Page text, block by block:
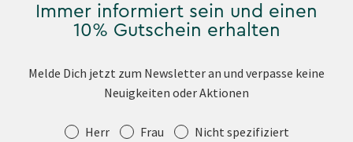
Immer informiert sein und einen
10% Gutschein erhalten
Melde Dich jetzt zum Newsletter an und verpasse keine
Neuigkeiten oder Aktionen
Anrede Herr Frau Nicht spezifiziert